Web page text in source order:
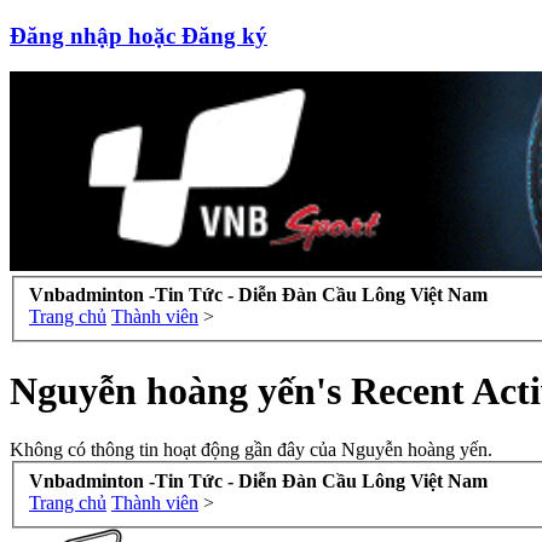
Đăng nhập hoặc Đăng ký
Vnbadminton -Tin Tức - Diễn Đàn Cầu Lông Việt Nam
Trang chủ Thành viên >
Nguyễn hoàng yến's Recent
Không có thông tin hoạt động gần đây của Nguyễn hoàng yến.
Vnbadminton -Tin Tức - Diễn Đàn Cầu Lông Việt Nam
Trang chủ Thành viên >